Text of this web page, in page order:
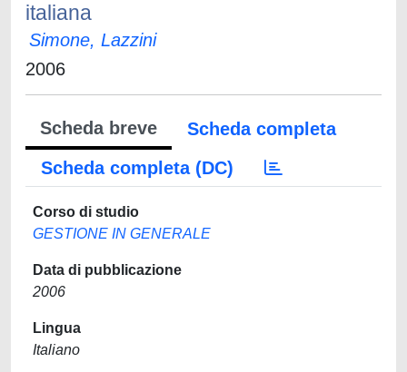
italiana
Simone, Lazzini
2006
Scheda breve
Scheda completa
Scheda completa (DC)
Corso di studio
GESTIONE IN GENERALE
Data di pubblicazione
2006
Lingua
Italiano